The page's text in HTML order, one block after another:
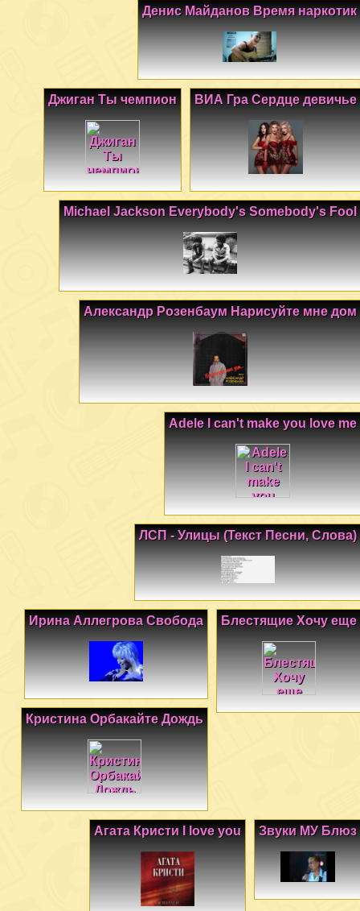
Денис Майданов Время наркотик
ВИА Гра Сердце девичье
Джиган Ты чемпион
Michael Jackson Everybody's Somebody's Fool
Александр Розенбаум Нарисуйте мне дом
Adele I can't make you love me
ЛСП - Улицы (Текст Песни, Слова)
Блестящие Хочу еще
Ирина Аллегрова Свобода
Кристина Орбакайте Дождь
Звуки МУ Блюз
Агата Кристи I love you